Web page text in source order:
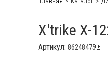
X'trike X-
Артикул: